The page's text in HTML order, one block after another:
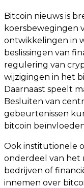
Bitcoin nieuws is
koersbewegingen
ontwikkelingen in
beslissingen van
regulering van
wijzigingen in het
Daarnaast speelt
Besluiten van
gebeurtenissen
bitcoin
Ook institutionele
onderdeel van het
bedrijven of
innemen over